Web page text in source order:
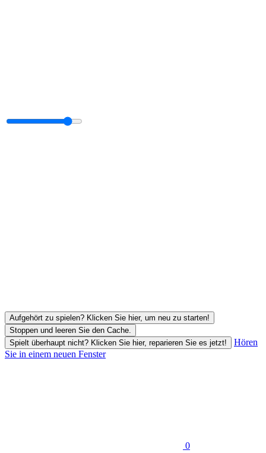
Aufgehört zu spielen? Klicken Sie hier, um neu zu starten!
Stoppen und leeren Sie den Cache.
Spielt überhaupt nicht? Klicken Sie hier, reparieren Sie es jetzt!
Hören
Sie in einem neuen Fenster
0